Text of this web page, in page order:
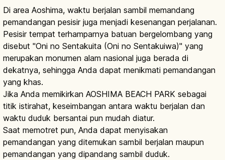
Di area Aoshima, waktu berjalan sambil memandang
pemandangan pesisir juga menjadi kesenangan perjalanan.
Pesisir tempat terhamparnya batuan bergelombang yang
disebut "Oni no Sentakuita (Oni no Sentakuiwa)" yang
merupakan monumen alam nasional juga berada di
dekatnya, sehingga Anda dapat menikmati pemandangan
yang khas.
Jika Anda memikirkan AOSHIMA BEACH PARK sebagai
titik istirahat, keseimbangan antara waktu berjalan dan
waktu duduk bersantai pun mudah diatur.
Saat memotret pun, Anda dapat menyisakan
pemandangan yang ditemukan sambil berjalan maupun
pemandangan yang dipandang sambil duduk.